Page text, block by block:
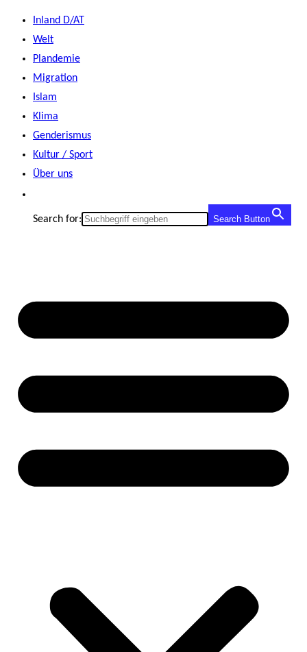
Zum
Inhalt
springen
Inland D/AT
Welt
Plandemie
Migration
Islam
Klima
Genderismus
Kultur / Sport
Über uns
Search for: Search Button